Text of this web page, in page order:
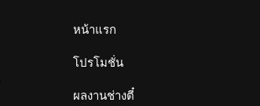
หน้าแรก
โปรโมชั่น
ผลงานช่างตี๋